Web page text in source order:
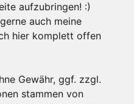
aufzubringen! :)
auch meine
hier komplett offen
Gewähr, ggf. zzgl.
stammen von